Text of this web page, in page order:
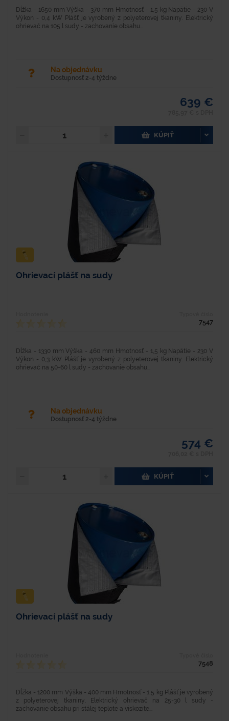
Dĺžka - 1650 mm Výška - 370 mm Hmotnosť - 1,5 kg Napätie - 230 V
Výkon - 0,4 kW Plášť je vyrobený z polyeterovej tkaniny. Elektrický
ohrievač na 105 l sudy - zachovanie obsahu...
Na objednávku
Dostupnosť 2-4 týždne
639 €
KÚPIŤ
Ohrievací plášť na sudy
7547
Dĺžka - 1330 mm Výška - 460 mm Hmotnosť - 1,5 kg Napätie - 230 V
Výkon - 0,3 kW Plášť je vyrobený z polyeterovej tkaniny. Elektrický
ohrievač na 50-60 l sudy - zachovanie obsahu...
Na objednávku
Dostupnosť 2-4 týždne
574 €
KÚPIŤ
Ohrievací plášť na sudy
7548
Dĺžka - 1200 mm Výška - 400 mm Hmotnosť - 1,5 kg Plášť je vyrobený
z polyeterovej tkaniny. Elektrický ohrievač na 25-30 l sudy -
zachovanie obsahu pri stálej teplote a viskozite...